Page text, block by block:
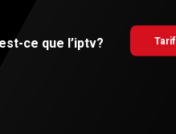
ce que l’iptv? Tarif